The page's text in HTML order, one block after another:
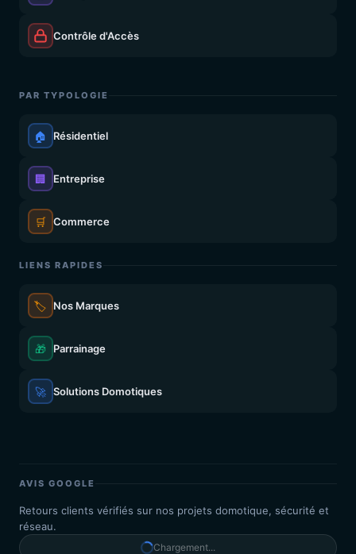
Contrôle d'Accès
PAR TYPOLOGIE
🏠 Résidentiel
🏢 Entreprise
🛒 Commerce
LIENS RAPIDES
🏷️ Nos Marques
🎁 Parrainage
🚀 Solutions Domotiques
AVIS GOOGLE
Retours clients vérifiés sur nos projets domotique, sécurité et
réseau.
Chargement...